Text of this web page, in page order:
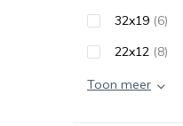
32x19 (6)
22x12 (8)
Toon meer